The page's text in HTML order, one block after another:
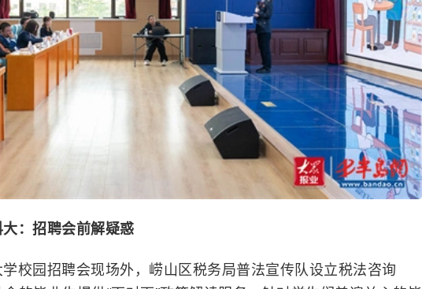
：招聘会前解疑惑
校园招聘会现场外，崂山区税务局普法宣传队设立税法咨询